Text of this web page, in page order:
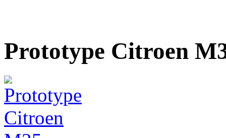
Prototype Citroen